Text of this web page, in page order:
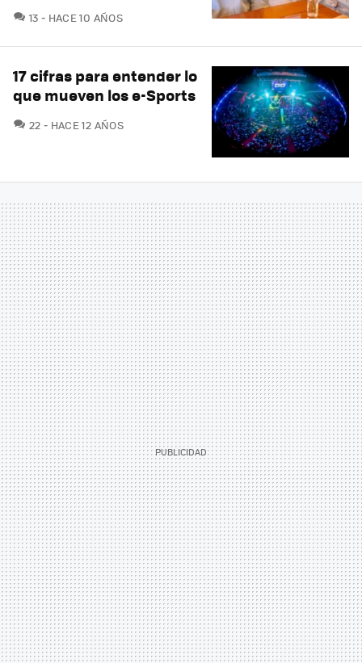
13 COMENTARIOS
HACE 10 AÑOS
17 cifras para entender lo
que mueven los e-Sports
22 COMENTARIOS
HACE 12 AÑOS